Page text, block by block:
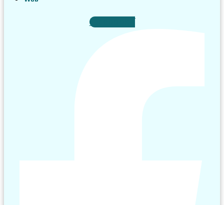
Facebook-f